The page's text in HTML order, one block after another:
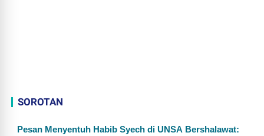
SOROTAN
Pesan Menyentuh Habib Syech di UNSA Bershalawat: